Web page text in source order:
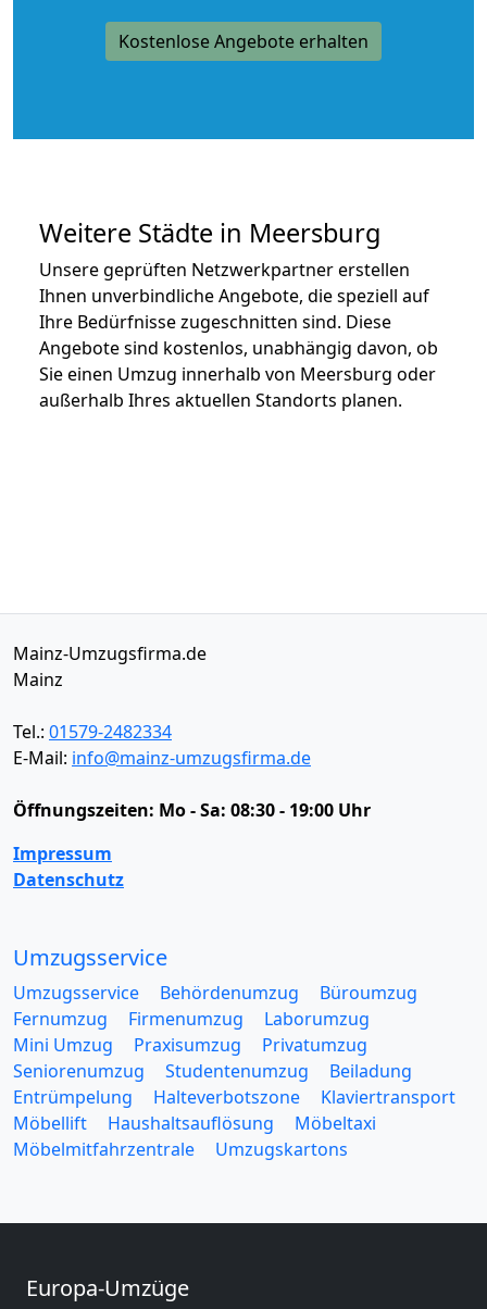
Kostenlose Angebote erhalten
Weitere Städte in Meersburg
Unsere geprüften Netzwerkpartner erstellen
Ihnen unverbindliche Angebote, die speziell auf
Ihre Bedürfnisse zugeschnitten sind. Diese
Angebote sind kostenlos, unabhängig davon, ob
Sie einen Umzug innerhalb von Meersburg oder
außerhalb Ihres aktuellen Standorts planen.
Mainz-Umzugsfirma.de
Mainz
Tel.: 01579-2482334
E-Mail: info@mainz-umzugsfirma.de
Öffnungszeiten: Mo - Sa: 08:30 - 19:00 Uhr
Impressum
Datenschutz
Umzugsservice
Umzugsservice Behördenumzug
Büroumzug
Fernumzug
Firmenumzug
Laborumzug
Mini Umzug
Praxisumzug
Privatumzug
Seniorenumzug
Studentenumzug
Beiladung
Entrümpelung
Halteverbotszone
Klaviertransport
Möbellift
Haushaltsauflösung
Möbeltaxi
Möbelmitfahrzentrale
Umzugskartons
Europa-Umzüge